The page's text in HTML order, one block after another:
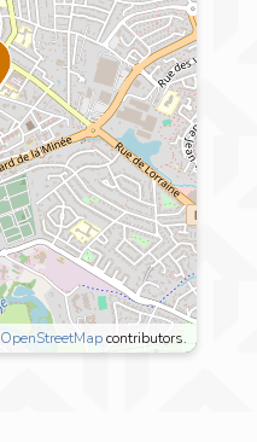
OpenStreetMapcontributors.